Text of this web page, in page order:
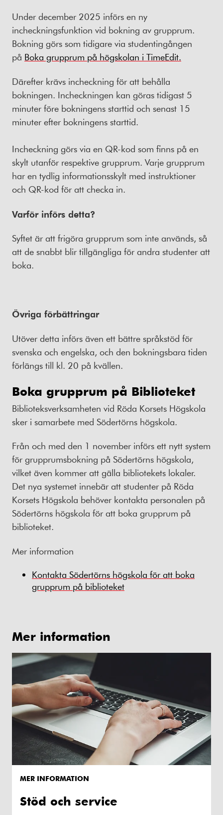
Under december 2025 införs en ny
incheckningsfunktion vid bokning av grupprum.
Bokning görs som tidigare via studentingången
på Boka grupprum på högskolan i TimeEdit.
Därefter krävs incheckning för att behålla
bokningen. Incheckningen kan göras tidigast 5
minuter före bokningens starttid och senast 15
minuter efter bokningens starttid.
Incheckning görs via en QR-kod som finns på en
skylt utanför respektive grupprum. Varje grupprum
har en tydlig informationsskylt med instruktioner
och QR-kod för att checka in.
Varför införs detta?
Syftet är att frigöra grupprum som inte används, så
att de snabbt blir tillgängliga för andra studenter att
boka.
Övriga förbättringar
Utöver detta införs även ett bättre språkstöd för
svenska och engelska, och den bokningsbara tiden
förlängs till kl. 20 på kvällen.
Boka grupprum på Biblioteket
Biblioteksverksamheten vid Röda Korsets Högskola
sker i samarbete med Södertörns högskola.
Från och med den 1 november införs ett nytt system
för grupprumsbokning på Södertörns högskola,
vilket även kommer att gälla bibliotekets lokaler.
Det nya systemet innebär att studenter på Röda
Korsets Högskola behöver kontakta personalen på
Södertörns högskola för att boka grupprum på
biblioteket.
Mer information
Kontakta Södertörns högskola för att boka
grupprum på biblioteket
Mer information
MER INFORMATION
Stöd och service